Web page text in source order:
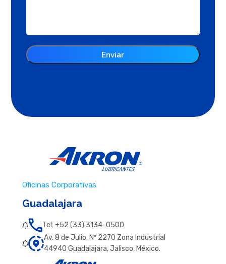
Oficinas Corporativas
Guadalajara
Tel: +52 (33) 3134-0500
Av. 8 de Julio. Nº 2270 Zona Industrial
44940 Guadalajara, Jalisco, México.